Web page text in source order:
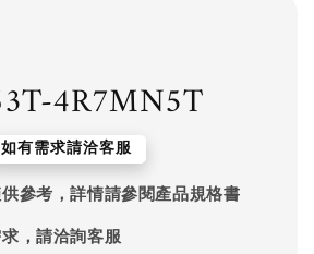
4R7MN5T
如有需求請洽客服
參考，詳情請參閱產品規格書
，請洽詢客服